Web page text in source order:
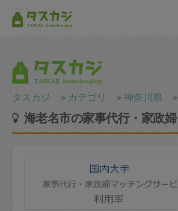
タスカジ ＞ カテゴリ ＞神奈川県 ＞
海老名市の家事代行・家政婦